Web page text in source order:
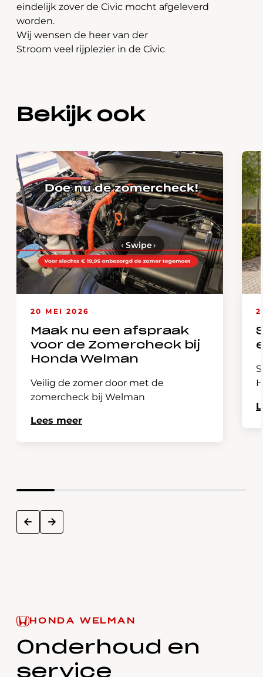
eindelijk zover de Civic mocht afgeleverd
worden.
Wij wensen de heer van der
Stroom veel rijplezier in de Civic
Bekijk ook
20 MEI 2026
Maak nu een afspraak
voor de Zomercheck bij
Honda Welman
Veilig de zomer door met de
zomercheck bij Welman
Lees meer
prev next
‹Swipe›
HONDA WELMAN
Onderhoud en
service